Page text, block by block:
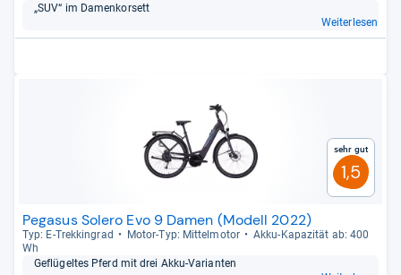
„SUV“ im Damen­kor­sett
Weiterlesen
Sehr gut
1,5
Pegasus Solero Evo 9 Damen (Modell 2022)
Typ: E-​Trek­kin­grad Motor-​Typ: Mit­tel­mo­tor
Akku-​Kapa­zi­tät ab: 400
Wh
Geflü­gel­tes Pferd mit drei Akku-​Vari­an­ten